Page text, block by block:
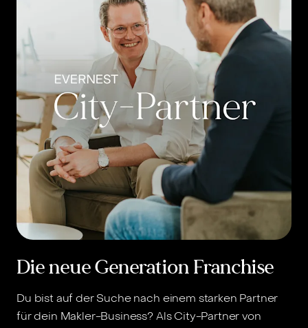
Die neue Generation Franchise
Du bist auf der Suche nach einem starken Partner
für dein Makler-Business? Als City-Partner von